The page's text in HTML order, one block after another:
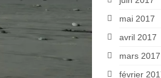
mai 2017
avril 2017
mars 2017
février